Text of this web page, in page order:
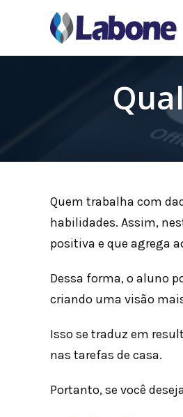
conteúdo
Quem trabalha com
habilidades. Assim,
positiva e que agrega
Dessa forma, o aluno
criando uma visão
Isso se traduz em
nas tarefas de casa.
Portanto, se você